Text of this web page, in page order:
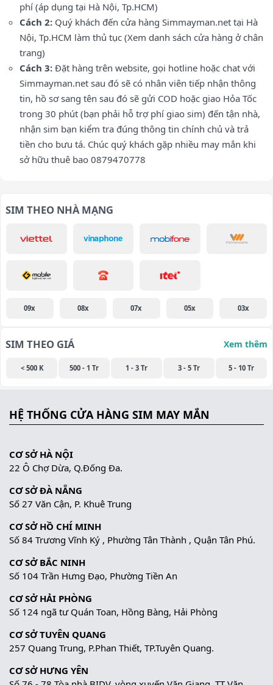
phí (áp dụng tại Hà Nội, Tp.HCM)
Cách 2: Quý khách đến cửa hàng Simmayman.net tại Hà
Nội, Tp.HCM làm thủ tục (Xem danh sách cửa hàng ở chân
trang)
Cách 3: Đặt hàng trên website, gọi hotline hoặc chat với
Simmayman.net sau đó sẽ có nhân viên tiếp nhận thông
tin, hồ sơ sang tên sau đó sẽ gửi COD hoặc giao Hỏa Tốc
trong 30 phút (bạn phải hỗ trợ phí giao sim) đến tận nhà,
nhận sim bạn kiểm tra đúng thông tin chính chủ và trả
tiền cho bưu tá. Chúc quý khách gặp nhiều may mắn khi
sở hữu thuê bao 0879470778
SIM THEO NHÀ MẠNG
09x 08x 07x 05x 03x
SIM THEO GIÁ Xem thêm
< 500 K 500 - 1 Tr 1 - 3 Tr 3 - 5 Tr 5 - 10 Tr
HỆ THỐNG CỬA HÀNG SIM MAY MẮN
CƠ SỞ HÀ NỘI
22 Ô Chợ Dừa, Q.Đống Đa.
CƠ SỞ ĐÀ NẴNG
Số 27 Văn Cận, P. Khuê Trung
CƠ SỞ HỒ CHÍ MINH
Số 84 Trương Vĩnh Ký , Phường Tân Thành , Quận Tân Phú.
CƠ SỞ BẮC NINH
Số 104 Trần Hưng Đạo, Phường Tiền An
CƠ SỞ HẢI PHÒNG
Số 124 ngã tư Quán Toan, Hồng Bàng, Hải Phòng
CƠ SỞ TUYÊN QUANG
257 Quang Trung, P.Phan Thiết, TP.Tuyên Quang.
CƠ SỞ HƯNG YÊN